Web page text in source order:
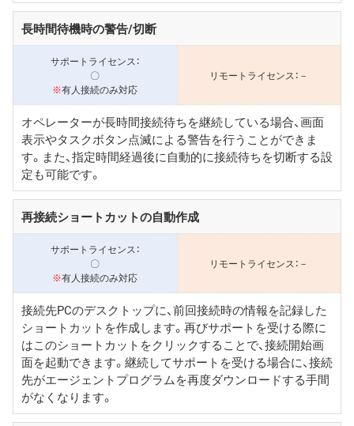
長時間待機時の警告/切断
〇
※有人接続のみ対応
－
オペレーターが長時間接続待ちを継続している場合、画面
表示やタスクボタン点滅による警告を行うことができま
す。また、指定時間経過後に自動的に接続待ちを切断する設
定も可能です。
再接続ショートカットの自動作成
〇
※有人接続のみ対応
－
接続先PCのデスクトップに、前回接続時の情報を記録した
ショートカットを作成します。再びサポートを受ける際に
はこのショートカットをクリックすることで、接続開始画
面を起動できます。継続してサポートを受ける場合に、接続
先がエージェントプログラムを再度ダウンロードする手間
がなくなります。